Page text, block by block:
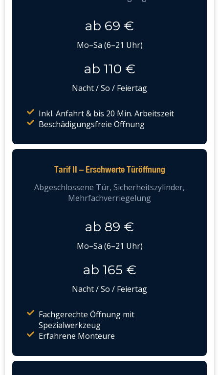
ab 69 €
Mo–Sa (6–21 Uhr)
ab 110 €
Nacht / So / Feiertag
Inkl. Anfahrt & bis 20 Min. Arbeitszeit
Beschädigungsfreie Öffnung
Tarif II – Erschwerte Türöffnung
Abgeschlossene Tür, Sicherheitszylinder,
Mehrfachverriegelung
ab 89 €
Mo–Sa (6–21 Uhr)
ab 165 €
Nacht / So / Feiertag
Fachgerechte Öffnung mit
Spezialwerkzeug
Erfahrene Monteure